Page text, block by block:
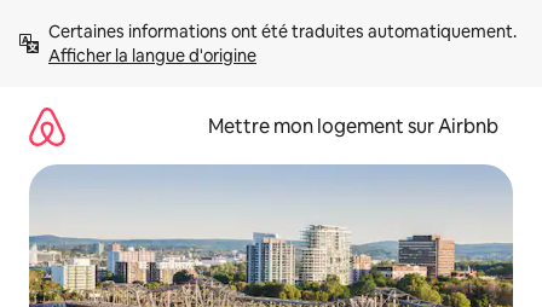
directement
Afficher la langue d'origine
Mettre mon logement sur Airbnb